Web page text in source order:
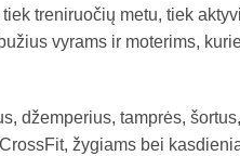
treniruočių metu, tiek
vyrams ir moterims,
džemperius, tamprės,
žygiams bei